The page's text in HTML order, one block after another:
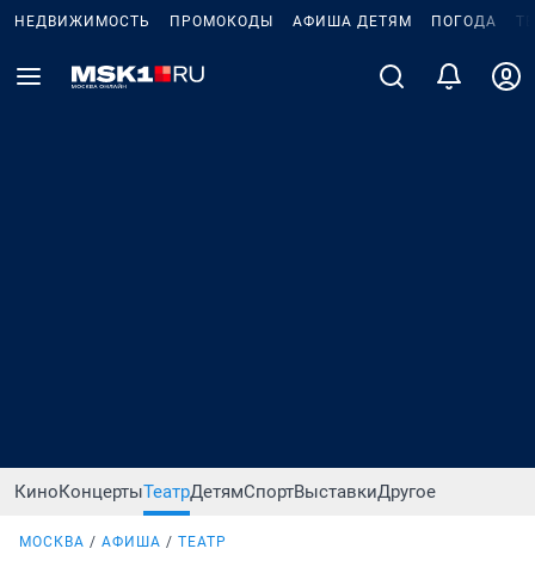
НЕДВИЖИМОСТЬ ПРОМОКОДЫ АФИША ДЕТЯМ ПОГОДА
КиноКонцертыТеатрДетямСпортВыставкиДругое
МОСКВА АФИША ТЕАТР